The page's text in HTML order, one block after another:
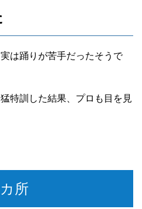
は踊りが苦手だったそうで
特訓した結果、プロも目を見
所